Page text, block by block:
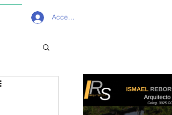
Acceder